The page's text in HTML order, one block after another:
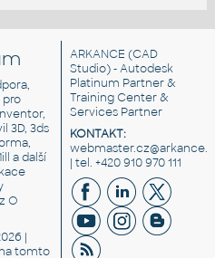
pro
3D, 3ds
a další
O
|
na tomto
ARKANCE (CAD
Studio) - Autodesk
Platinum Partner &
Training Center &
Services Partner
KONTAKT:
| tel. +420 910 970 111